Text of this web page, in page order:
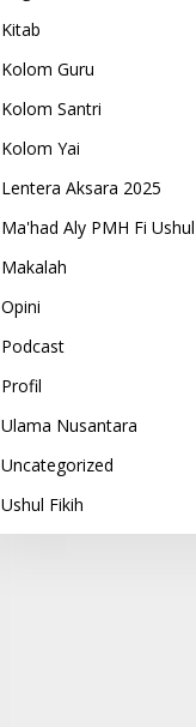
Kitab
Kolom Guru
Kolom Santri
Kolom Yai
Lentera Aksara 2025
Ma'had Aly PMH Fi
Makalah
Opini
Podcast
Profil
Ulama Nusantara
Uncategorized
Ushul Fikih